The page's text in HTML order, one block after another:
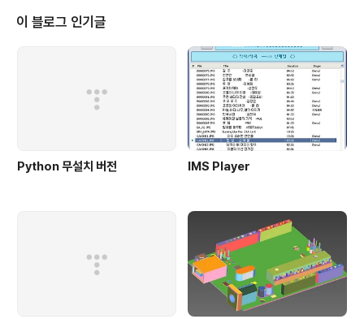
봄.. https://github.com/adamyg/mcwin32
이 블로그 인기글
Python 무설치 버전 IMS Player